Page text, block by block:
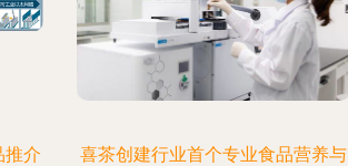
推介
喜茶创建行业首个专业食品营养与